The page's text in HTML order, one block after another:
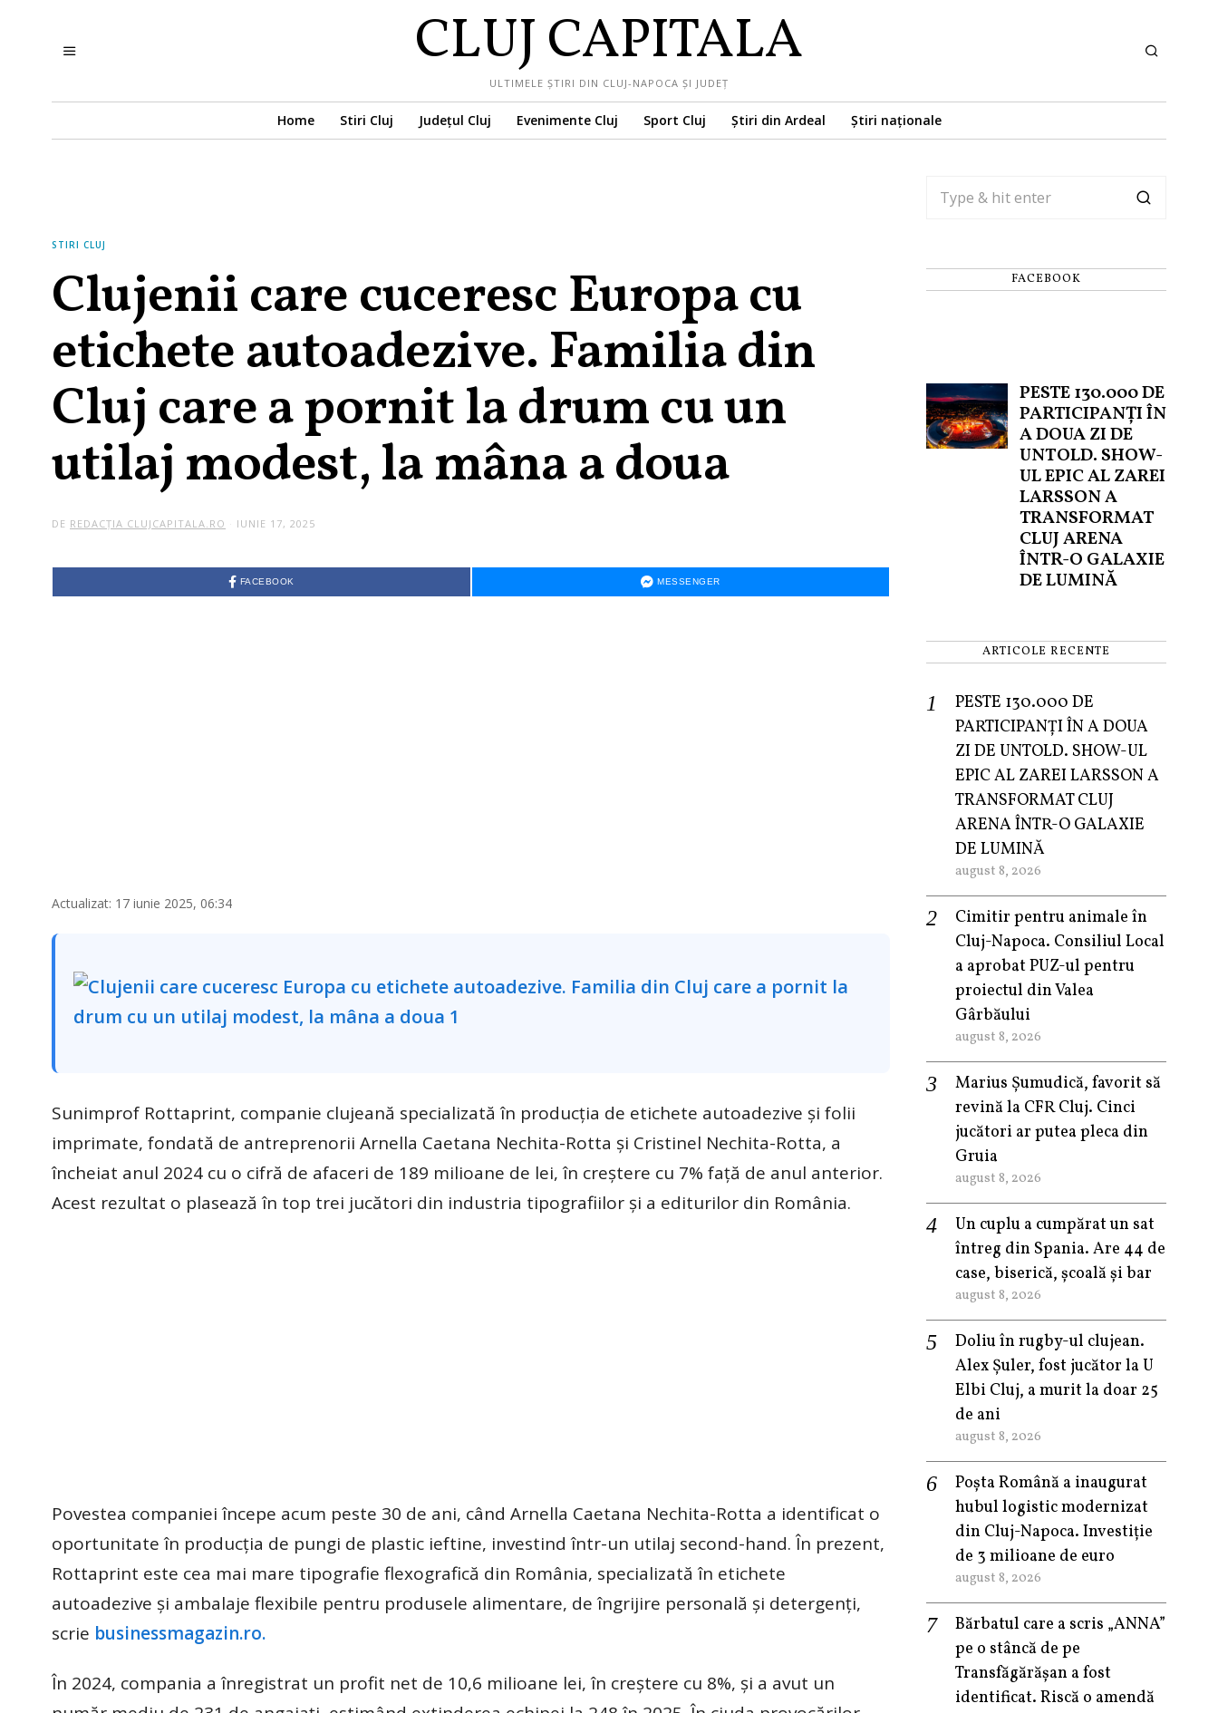
CLUJ CAPITALA
ULTIMELE ȘTIRI DIN CLUJ-NAPOCA ȘI JUDEȚ
Home Stiri Cluj Județul Cluj Evenimente Cluj Sport Cluj Știri din Ardeal Știri naționale
STIRI CLUJ
Clujenii care cuceresc Europa cu
etichete autoadezive. Familia din
Cluj care a pornit la drum cu un
utilaj modest, la mâna a doua
DE REDACȚIA CLUJCAPITALA.RO IUNIE 17, 2025
FACEBOOK MESSENGER
Actualizat: 17 iunie 2025, 06:34
Sunimprof Rottaprint, companie clujeană specializată în producţia de etichete autoadezive şi folii
imprimate, fondată de antreprenorii Arnella Caetana Nechita-Rotta şi Cristinel Nechita-Rotta, a
încheiat anul 2024 cu o cifră de afaceri de 189 milioane de lei, în creştere cu 7% faţă de anul anterior.
Acest rezultat o plasează în top trei jucători din industria tipografiilor şi a editurilor din România.
Povestea companiei începe acum peste 30 de ani, când Arnella Caetana Nechita-Rotta a identificat o
oportunitate în producţia de pungi de plastic ieftine, investind într-un utilaj second-hand. În prezent,
Rottaprint este cea mai mare tipografie flexografică din România, specializată în etichete
autoadezive şi ambalaje flexibile pentru produsele alimentare, de îngrijire personală şi detergenţi,
scrie businessmagazin.ro.
În 2024, compania a înregistrat un profit net de 10,6 milioane lei, în creştere cu 8%, şi a avut un
FACEBOOK
PESTE 130.000 DE
PARTICIPANȚI ÎN
A DOUA ZI DE
UNTOLD. SHOW-
UL EPIC AL ZAREI
LARSSON A
TRANSFORMAT
CLUJ ARENA
ÎNTR-O GALAXIE
DE LUMINĂ
ARTICOLE RECENTE
PESTE 130.000 DE
PARTICIPANȚI ÎN A DOUA
ZI DE UNTOLD. SHOW-UL
EPIC AL ZAREI LARSSON A
TRANSFORMAT CLUJ
ARENA ÎNTR-O GALAXIE
DE LUMINĂ
august 8, 2026
Cimitir pentru animale în
Cluj-Napoca. Consiliul Local
a aprobat PUZ-ul pentru
proiectul din Valea
Gârbăului
august 8, 2026
Marius Șumudică, favorit să
revină la CFR Cluj. Cinci
jucători ar putea pleca din
Gruia
august 8, 2026
Un cuplu a cumpărat un sat
întreg din Spania. Are 44 de
case, biserică, școală și bar
august 8, 2026
Doliu în rugby-ul clujean.
Alex Șuler, fost jucător la U
Elbi Cluj, a murit la doar 25
de ani
august 8, 2026
Poșta Română a inaugurat
hubul logistic modernizat
din Cluj-Napoca. Investiție
de 3 milioane de euro
august 8, 2026
Bărbatul care a scris „ANNA”
pe o stâncă de pe
Transfăgărășan a fost
identificat. Riscă o amendă